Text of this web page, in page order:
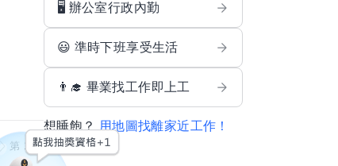
第 1 頁
🖥️ 辦公室行政內勤
😃 準時下班享受生活
👨‍🎓 畢業找工作即上工
想睡飽？ 用地圖找離家近工作！